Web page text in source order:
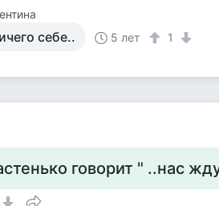
себе.. 5 лет 1
говорит " ..нас